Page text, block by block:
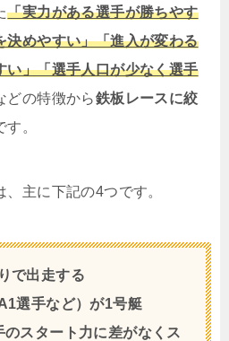
「実力がある選手が勝ちやす
決めやすい」「進入が変わる
い」「選手人口が少なく選手
どの特徴から鉄板レースに絞
。
主に下記の4つです。
で出走する
選手など）が1号艇
スタート力に差がなくス